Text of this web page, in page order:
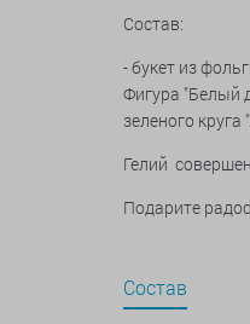
Состав:
- букет из
Фигура "Белый
зеленого
Гелий
Подарите
Состав